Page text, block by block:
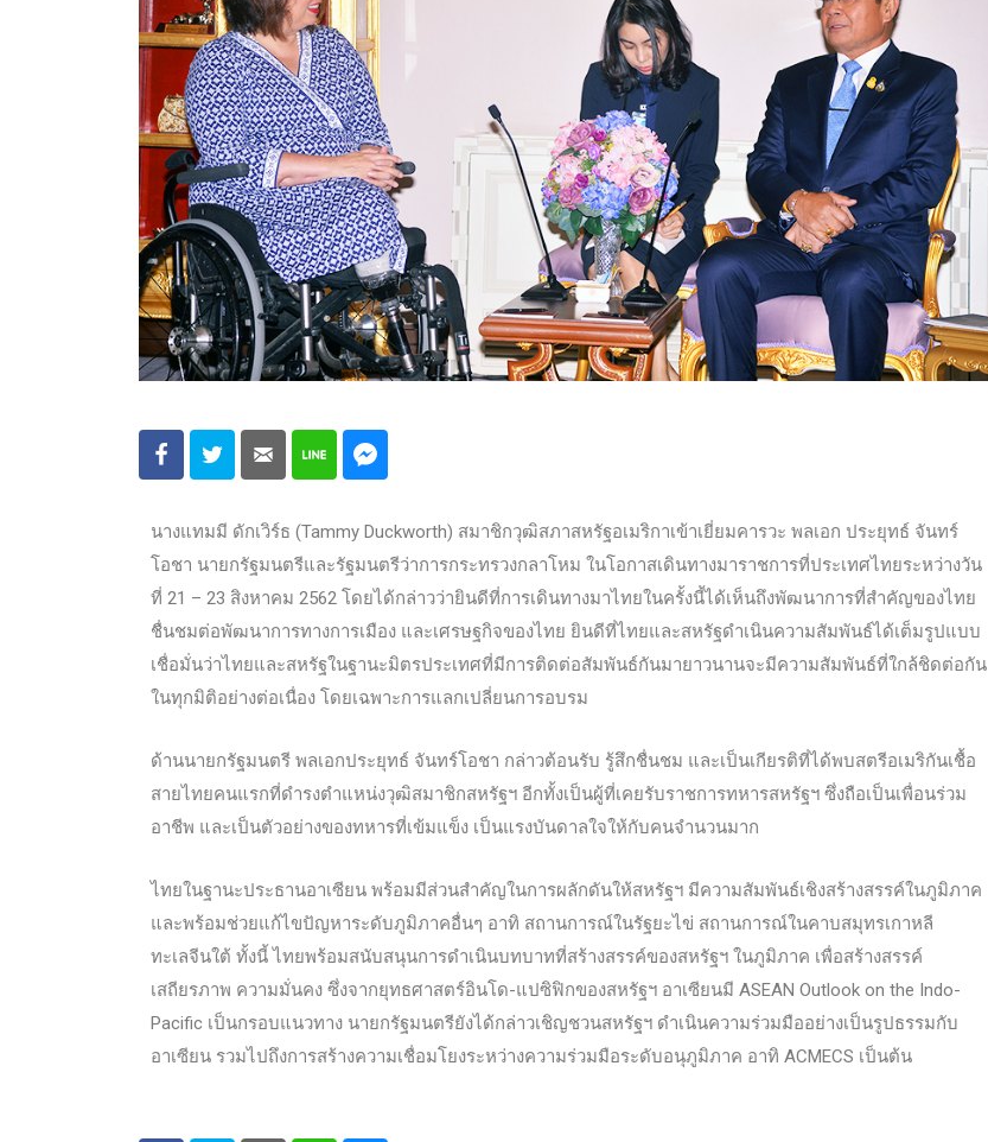
นางแทมมี ดักเวิร์ธ (Tammy Duckworth) สมาชิกวุฒิสภาสหรัฐอเมริกาเข้าเยี่ยมคารวะ พลเอก ประยุทธ์ จันทร์
โอชา นายกรัฐมนตรีและรัฐมนตรีว่าการกระทรวงกลาโหม ในโอกาสเดินทางมาราชการที่ประเทศไทยระหว่างวัน
ที่ 21 – 23 สิงหาคม 2562 โดยได้กล่าวว่ายินดีที่การเดินทางมาไทยในครั้งนี้ได้เห็นถึงพัฒนาการที่สำคัญของไทย
ชื่นชมต่อพัฒนาการทางการเมือง และเศรษฐกิจของไทย ยินดีที่ไทยและสหรัฐดำเนินความสัมพันธ์ได้เต็มรูปแบบ
เชื่อมั่นว่าไทยและสหรัฐในฐานะมิตรประเทศที่มีการติดต่อสัมพันธ์กันมายาวนานจะมีความสัมพันธ์ที่ใกล้ชิดต่อกัน
ในทุกมิติอย่างต่อเนื่อง โดยเฉพาะการแลกเปลี่ยนการอบรม
ด้านนายกรัฐมนตรี พลเอกประยุทธ์ จันทร์โอชา กล่าวต้อนรับ รู้สึกชื่นชม และเป็นเกียรติที่ได้พบสตรีอเมริกันเชื้อ
สายไทยคนแรกที่ดำรงตำแหน่งวุฒิสมาชิกสหรัฐฯ อีกทั้งเป็นผู้ที่เคยรับราชการทหารสหรัฐฯ ซึ่งถือเป็นเพื่อนร่วม
อาชีพ และเป็นตัวอย่างของทหารที่เข้มแข็ง เป็นแรงบันดาลใจให้กับคนจำนวนมาก
ไทยในฐานะประธานอาเซียน พร้อมมีส่วนสำคัญในการผลักดันให้สหรัฐฯ มีความสัมพันธ์เชิงสร้างสรรค์ในภูมิภาค
และพร้อมช่วยแก้ไขปัญหาระดับภูมิภาคอื่นๆ อาทิ สถานการณ์ในรัฐยะไข่ สถานการณ์ในคาบสมุทรเกาหลี
ทะเลจีนใต้ ทั้งนี้ ไทยพร้อมสนับสนุนการดำเนินบทบาทที่สร้างสรรค์ของสหรัฐฯ ในภูมิภาค เพื่อสร้างสรรค์
เสถียรภาพ ความมั่นคง ซึ่งจากยุทธศาสตร์อินโด-แปซิฟิกของสหรัฐฯ อาเซียนมี ASEAN Outlook on the Indo-
Pacific เป็นกรอบแนวทาง นายกรัฐมนตรียังได้กล่าวเชิญชวนสหรัฐฯ ดำเนินความร่วมมืออย่างเป็นรูปธรรมกับ
อาเซียน รวมไปถึงการสร้างความเชื่อมโยงระหว่างความร่วมมือระดับอนุภูมิภาค อาทิ ACMECS เป็นต้น